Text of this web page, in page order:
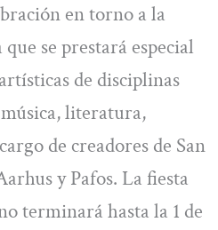
en torno a la
se prestará especial
de disciplinas
literatura,
de creadores de San
y Pafos. La fiesta
terminará hasta la 1 de